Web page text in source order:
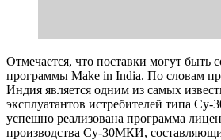
Отмечается, что поставки могут быть
программы Make in India. По словам
Индия является одним из самых
эксплуатантов истребителей типа Су-
успешно реализована программа
производства Су-30МКИ,